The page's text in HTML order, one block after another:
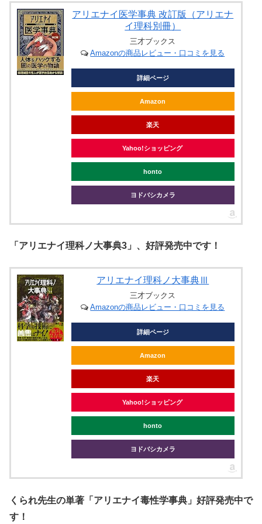
アリエナイ医学事典 改訂版（アリエナ
イ理科別冊）
三才ブックス
Amazonの商品レビュー・口コミを見る
詳細ページ
Amazon
楽天
Yahoo!ショッピング
honto
ヨドバシカメラ
「アリエナイ理科ノ大事典3」、好評発売中です！
アリエナイ理科ノ大事典Ⅲ
三才ブックス
Amazonの商品レビュー・口コミを見る
詳細ページ
Amazon
楽天
Yahoo!ショッピング
honto
ヨドバシカメラ
くられ先生の単著「アリエナイ毒性学事典」好評発売中で
す！